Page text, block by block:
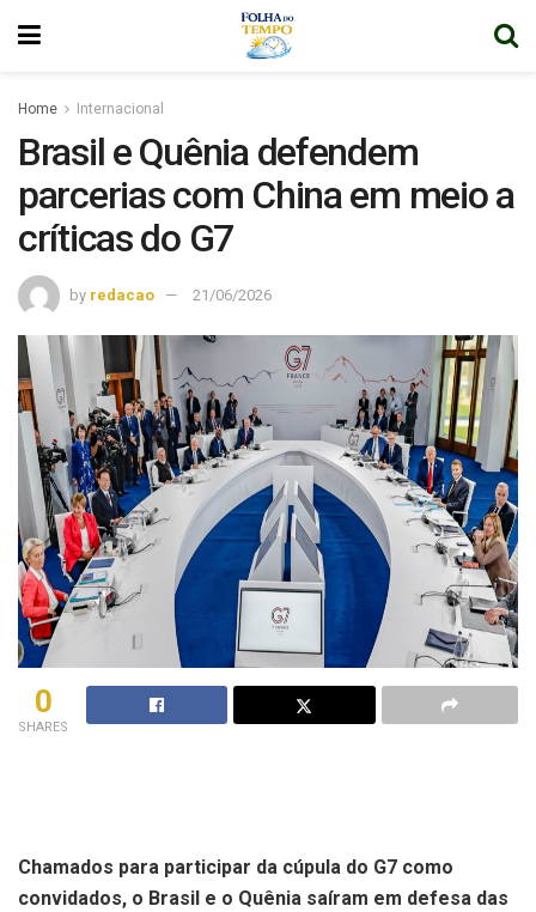
Home Internacional
Brasil e Quênia defendem
parcerias com China em meio a
críticas do G7
by redacao 21/06/2026
0
SHARES
Chamados para participar da cúpula do G7 como
convidados, o Brasil e o Quênia saíram em defesa das